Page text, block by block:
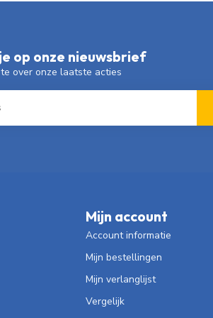
op onze nieuwsbrief
over onze laatste acties
Mijn account
Account informatie
Mijn bestellingen
Mijn verlanglijst
Vergelijk